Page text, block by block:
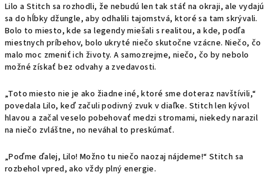
Lilo a Stitch sa rozhodli, že nebudú len tak stáť na okraji, ale vydajú
sa do hĺbky džungle, aby odhalili tajomstvá, ktoré sa tam skrývali.
Bolo to miesto, kde sa legendy miešali s realitou, a kde, podľa
miestnych príbehov, bolo ukryté niečo skutočne vzácne. Niečo, čo
malo moc zmeniť ich životy. A samozrejme, niečo, čo by nebolo
možné získať bez odvahy a zvedavosti.
„Toto miesto nie je ako žiadne iné, ktoré sme doteraz navštívili,“
povedala Lilo, keď začuli podivný zvuk v diaľke. Stitch len kývol
hlavou a začal veselo pobehovať medzi stromami, niekedy narazil
na niečo zvláštne, no neváhal to preskúmať.
„Poďme ďalej, Lilo! Možno tu niečo naozaj nájdeme!“ Stitch sa
rozbehol vpred, ako vždy plný energie.